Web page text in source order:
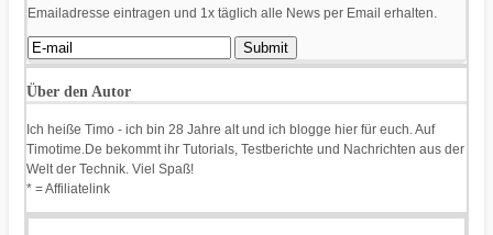
Emailadresse eintragen und 1x täglich alle News per Email erhalten.
Über den Autor
Ich heiße Timo - ich bin 28 Jahre alt und ich blogge hier für euch. Auf
Timotime.De bekommt ihr Tutorials, Testberichte und Nachrichten aus der
Welt der Technik. Viel Spaß!
* = Affiliatelink